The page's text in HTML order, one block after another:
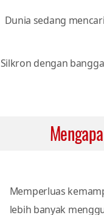
Dunia sedang
Silkron dengan
Memperluas
lebih banyak